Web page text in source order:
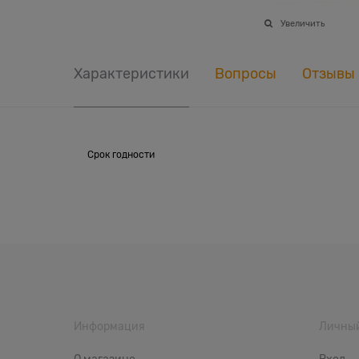
Увеличить
Характеристики Вопросы Отзывы
Срок годности
Информация